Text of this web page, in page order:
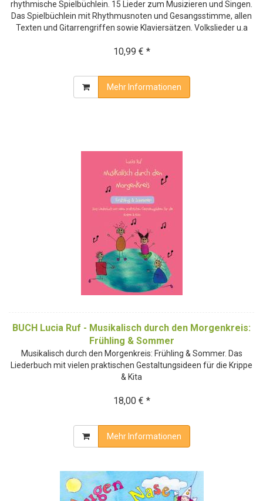
rhythmische Spielbüchlein. 15 Lieder zum Musizieren und Singen.
Das Spielbüchlein mit Rhythmusnoten und Gesangsstimme, allen
Texten und Gitarrengriffen sowie Klaviersätzen. Volkslieder u.a
10,99 € *
Mehr Informationen
BUCH Lucia Ruf - Musikalisch durch den Morgenkreis:
Frühling & Sommer
Musikalisch durch den Morgenkreis: Frühling & Sommer. Das
Liederbuch mit vielen praktischen Gestaltungsideen für die Krippe
& Kita
18,00 € *
Mehr Informationen